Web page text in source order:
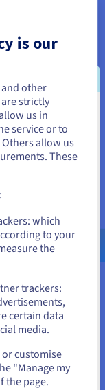
te
website
- $
is our
other
strictly
us in
service or to
allow us
These
which
to your
the
trackers:
certain data
media.
or customise
"Manage my
the page.